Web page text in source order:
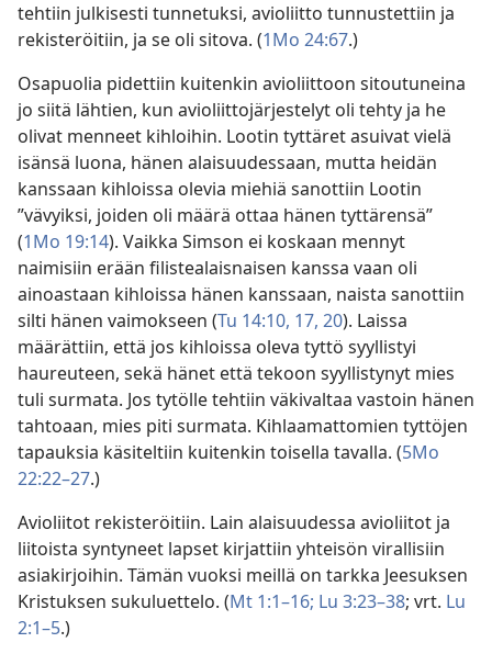
tehtiin julkisesti tunnetuksi, avioliitto tunnustettiin ja
rekisteröitiin, ja se oli sitova. (1Mo 24:67.)
Osapuolia pidettiin kuitenkin avioliittoon sitoutuneina
jo siitä lähtien, kun avioliittojärjestelyt oli tehty ja he
olivat menneet kihloihin. Lootin tyttäret asuivat vielä
isänsä luona, hänen alaisuudessaan, mutta heidän
kanssaan kihloissa olevia miehiä sanottiin Lootin
”vävyiksi, joiden oli määrä ottaa hänen tyttärensä”
(1Mo 19:14). Vaikka Simson ei koskaan mennyt
naimisiin erään filistealaisnaisen kanssa vaan oli
ainoastaan kihloissa hänen kanssaan, naista sanottiin
silti hänen vaimokseen (Tu 14:10, 17, 20). Laissa
määrättiin, että jos kihloissa oleva tyttö syyllistyi
haureuteen, sekä hänet että tekoon syyllistynyt mies
tuli surmata. Jos tytölle tehtiin väkivaltaa vastoin hänen
tahtoaan, mies piti surmata. Kihlaamattomien tyttöjen
tapauksia käsiteltiin kuitenkin toisella tavalla. (5Mo
22:22–27.)
Avioliitot rekisteröitiin. Lain alaisuudessa avioliitot ja
liitoista syntyneet lapset kirjattiin yhteisön virallisiin
asiakirjoihin. Tämän vuoksi meillä on tarkka Jeesuksen
Kristuksen sukuluettelo. (Mt 1:1–16; Lu 3:23–38; vrt. Lu
2:1–5.)